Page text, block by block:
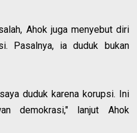
Ahok juga menyebut diri
Pasalnya, ia duduk bukan
duduk karena korupsi. Ini
demokrasi," lanjut Ahok